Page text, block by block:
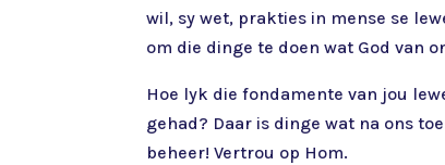
wil, sy wet, prakties in mense se
om die dinge te doen wat God van
Hoe lyk die fondamente van jou
gehad? Daar is dinge wat na ons
beheer! Vertrou op Hom.